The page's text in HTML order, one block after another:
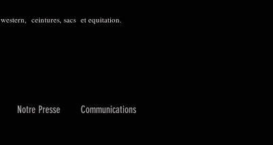
ceintures, sacs et equitation.
Notre Presse Communications